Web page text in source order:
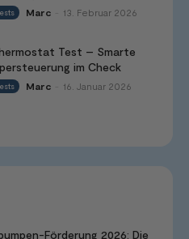
Marc 13. Februar 2026
Test – Smarte
im Check
Marc 16. Januar 2026
Förderung 2026: Die